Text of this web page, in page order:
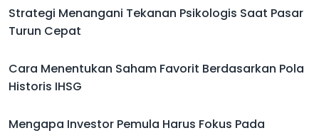
Strategi Menangani Tekanan Psikologis Saat Pasar
Turun Cepat
Cara Menentukan Saham Favorit Berdasarkan Pola
Historis IHSG
Mengapa Investor Pemula Harus Fokus Pada